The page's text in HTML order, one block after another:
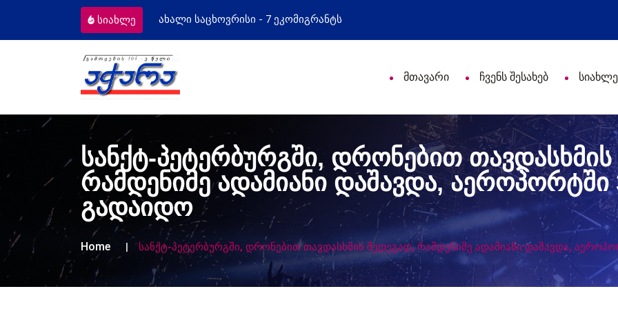
სიახლე
- 7 ეკომიგრანტს მოსამართლეებს პროფესიული დღე მიულოცა
მთავარი ჩვენს შესახებ
სანქტ-პეტერბურგში, დრონებით
რამდენიმე ადამიანი დაშავდა, აეროპორტში
გადაიდო
Home სანქტ-პეტერბურგში, დრონებით თავდასხმის შედეგად, რამდენიმე ადამიანი დაშავდა,